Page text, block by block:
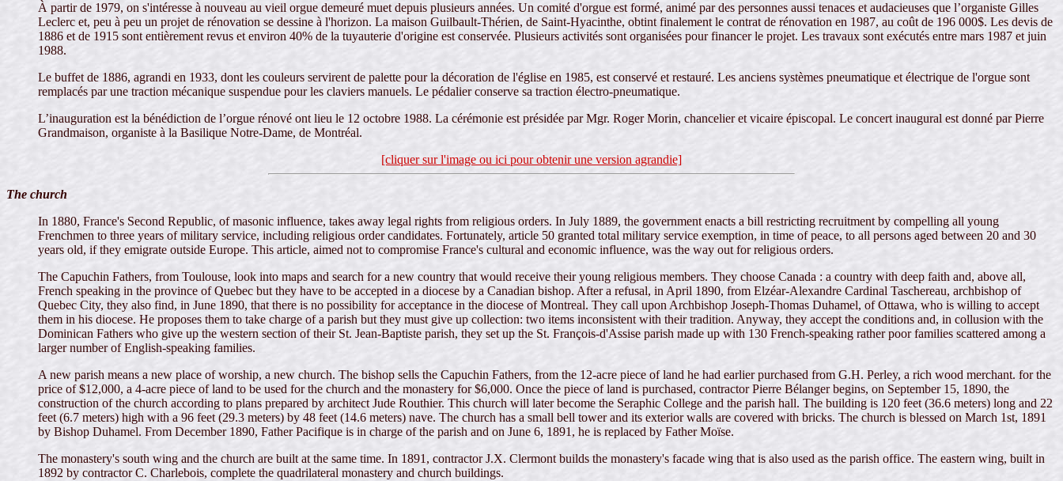
À partir de 1979, on s'intéresse à nouveau au vieil orgue demeuré muet depuis plusieurs années. Un comité d'orgue est formé, animé par des personnes aussi tenaces et audacieuses que l’organiste Gilles
Leclerc et, peu à peu un projet de rénovation se dessine à l'horizon. La maison Guilbault-Thérien, de Saint-Hyacinthe, obtint finalement le contrat de rénovation en 1987, au coût de 196 000$. Les devis de
1886 et de 1915 sont entièrement revus et environ 40% de la tuyauterie d'origine est conservée. Plusieurs activités sont organisées pour financer le projet. Les travaux sont exécutés entre mars 1987 et juin
1988.
Le buffet de 1886, agrandi en 1933, dont les couleurs servirent de palette pour la décoration de l'église en 1985, est conservé et restauré. Les anciens systèmes pneumatique et électrique de l'orgue sont
remplacés par une traction mécanique suspendue pour les claviers manuels. Le pédalier conserve sa traction électro-pneumatique.
L’inauguration est la bénédiction de l’orgue rénové ont lieu le 12 octobre 1988. La cérémonie est présidée par Mgr. Roger Morin, chancelier et vicaire épiscopal. Le concert inaugural est donné par Pierre
Grandmaison, organiste à la Basilique Notre-Dame, de Montréal.
[cliquer sur l'image ou ici pour obtenir une version agrandie]
The church
In 1880, France's Second Republic, of masonic influence, takes away legal rights from religious orders. In July 1889, the government enacts a bill restricting recruitment by compelling all young
Frenchmen to three years of military service, including religious order candidates. Fortunately, article 50 granted total military service exemption, in time of peace, to all persons aged between 20 and 30
years old, if they emigrate outside Europe. This article, aimed not to compromise France's cultural and economic influence, was the way out for religious orders.
The Capuchin Fathers, from Toulouse, look into maps and search for a new country that would receive their young religious members. They choose Canada : a country with deep faith and, above all,
French speaking in the province of Quebec but they have to be accepted in a diocese by a Canadian bishop. After a refusal, in April 1890, from Elzéar-Alexandre Cardinal Taschereau, archbishop of
Quebec City, they also find, in June 1890, that there is no possibility for acceptance in the diocese of Montreal. They call upon Archbishop Joseph-Thomas Duhamel, of Ottawa, who is willing to accept
them in his diocese. He proposes them to take charge of a parish but they must give up collection: two items inconsistent with their tradition. Anyway, they accept the conditions and, in collusion with the
Dominican Fathers who give up the western section of their St. Jean-Baptiste parish, they set up the St. François-d'Assise parish made up with 130 French-speaking rather poor families scattered among a
larger number of English-speaking families.
A new parish means a new place of worship, a new church. The bishop sells the Capuchin Fathers, from the 12-acre piece of land he had earlier purchased from G.H. Perley, a rich wood merchant. for the
price of $12,000, a 4-acre piece of land to be used for the church and the monastery for $6,000. Once the piece of land is purchased, contractor Pierre Bélanger begins, on September 15, 1890, the
construction of the church according to plans prepared by architect Jude Routhier. This church will later become the Seraphic College and the parish hall. The building is 120 feet (36.6 meters) long and 22
feet (6.7 meters) high with a 96 feet (29.3 meters) by 48 feet (14.6 meters) nave. The church has a small bell tower and its exterior walls are covered with bricks. The church is blessed on March 1st, 1891
by Bishop Duhamel. From December 1890, Father Pacifique is in charge of the parish and on June 6, 1891, he is replaced by Father Moïse.
The monastery's south wing and the church are built at the same time. In 1891, contractor J.X. Clermont builds the monastery's facade wing that is also used as the parish office. The eastern wing, built in
1892 by contractor C. Charlebois, complete the quadrilateral monastery and church buildings.